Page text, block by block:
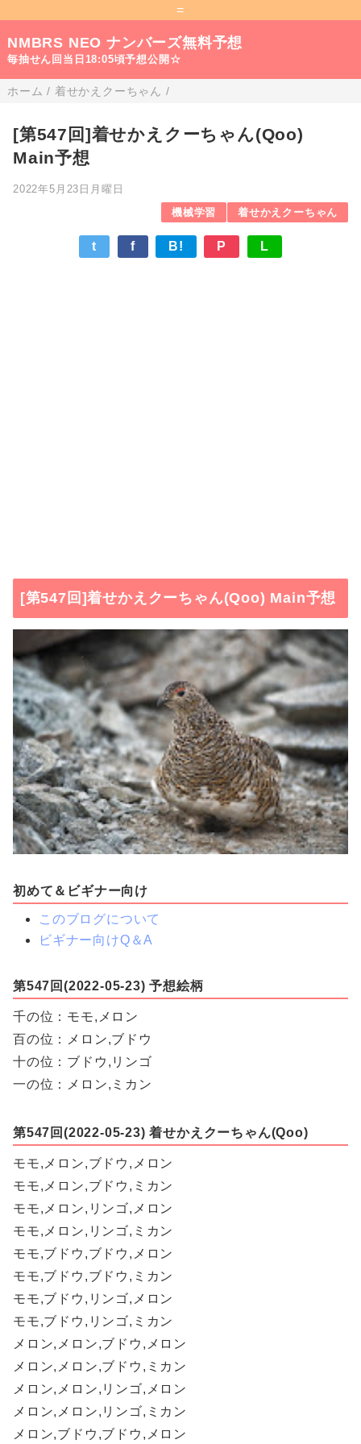
=
NMBRS NEO ナンバーズ無料予想
毎抽せん回当日18:05頃予想公開☆
ホーム / 着せかえクーちゃん /
[第547回]着せかえクーちゃん(Qoo)
Main予想
2022年5月23日月曜日
機械学習
着せかえクーちゃん
t f B! P L
[第547回]着せかえクーちゃん(Qoo) Main予想
初めて＆ビギナー向け
このブログについて
ビギナー向けQ＆A
第547回(2022-05-23) 予想絵柄
千の位：モモ,メロン
百の位：メロン,ブドウ
十の位：ブドウ,リンゴ
一の位：メロン,ミカン
第547回(2022-05-23) 着せかえクーちゃん(Qoo)
モモ,メロン,ブドウ,メロン
モモ,メロン,ブドウ,ミカン
モモ,メロン,リンゴ,メロン
モモ,メロン,リンゴ,ミカン
モモ,ブドウ,ブドウ,メロン
モモ,ブドウ,ブドウ,ミカン
モモ,ブドウ,リンゴ,メロン
モモ,ブドウ,リンゴ,ミカン
メロン,メロン,ブドウ,メロン
メロン,メロン,ブドウ,ミカン
メロン,メロン,リンゴ,メロン
メロン,メロン,リンゴ,ミカン
メロン,ブドウ,ブドウ,メロン